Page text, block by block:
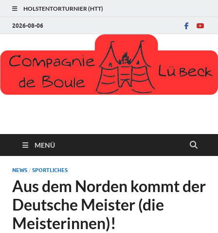
HOLSTENTORTURNIER (HTT)
2026-08-06
Compagnie de Boule
MENÜ
NEWS / SPORTLICHES
Aus dem Norden kommt der
Deutsche Meister (die
Meisterinnen)!